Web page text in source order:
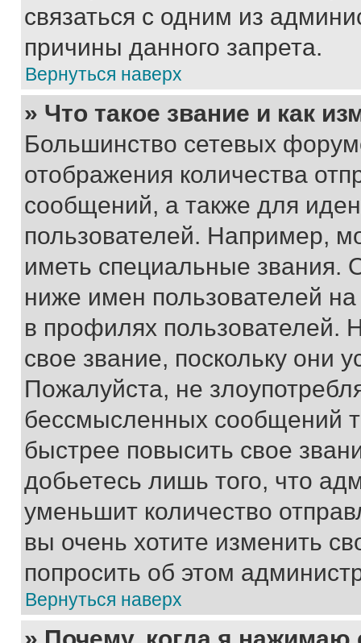
связаться с одним из
причины данного запрета.
Вернуться наверх
» Что такое звание и как
Большинство сетевых
отображения количества
сообщений, а также для
пользователей. Например,
иметь специальные звания.
ниже имен пользователей
в профилях
свое звание, поскольку они
Пожалуйста, не
бессмысленных сообщений
быстрее повысить свое
добьетесь лишь того, что
уменьшит количество
вы очень хотите изменить
попросить об этом
Вернуться наверх